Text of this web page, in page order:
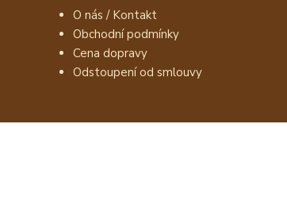
O nás / Kontakt
Obchodní podmínky
Cena dopravy
Odstoupení od smlouvy